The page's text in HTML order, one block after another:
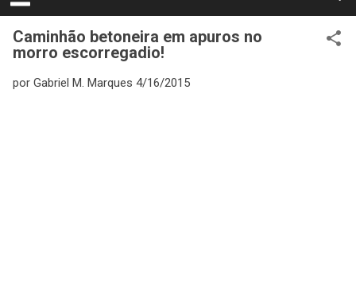
Caminhão betoneira em apuros no
morro escorregadio!
por Gabriel M. Marques 4/16/2015